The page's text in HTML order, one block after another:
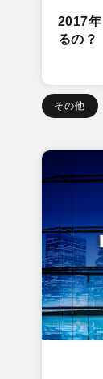
2017
るの？
その他